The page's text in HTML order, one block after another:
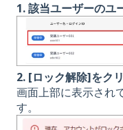
1. 該当ユーザーのユ
2. [ロック解除]をク
画面上部に表示され
す。